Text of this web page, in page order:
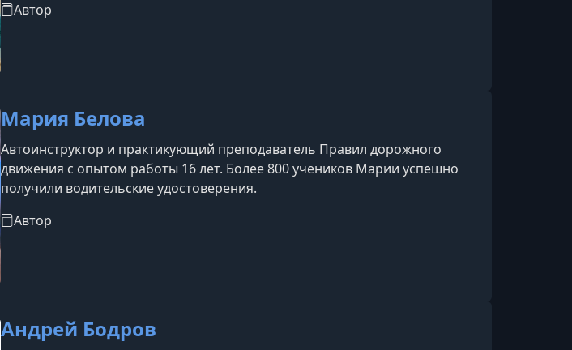
Автор
Мария Белова
Автоинструктор и практикующий преподаватель Правил дорожного
движения с опытом работы 16 лет. Более 800 учеников Марии успешно
получили водительские удостоверения.
Автор
Андрей Бодров